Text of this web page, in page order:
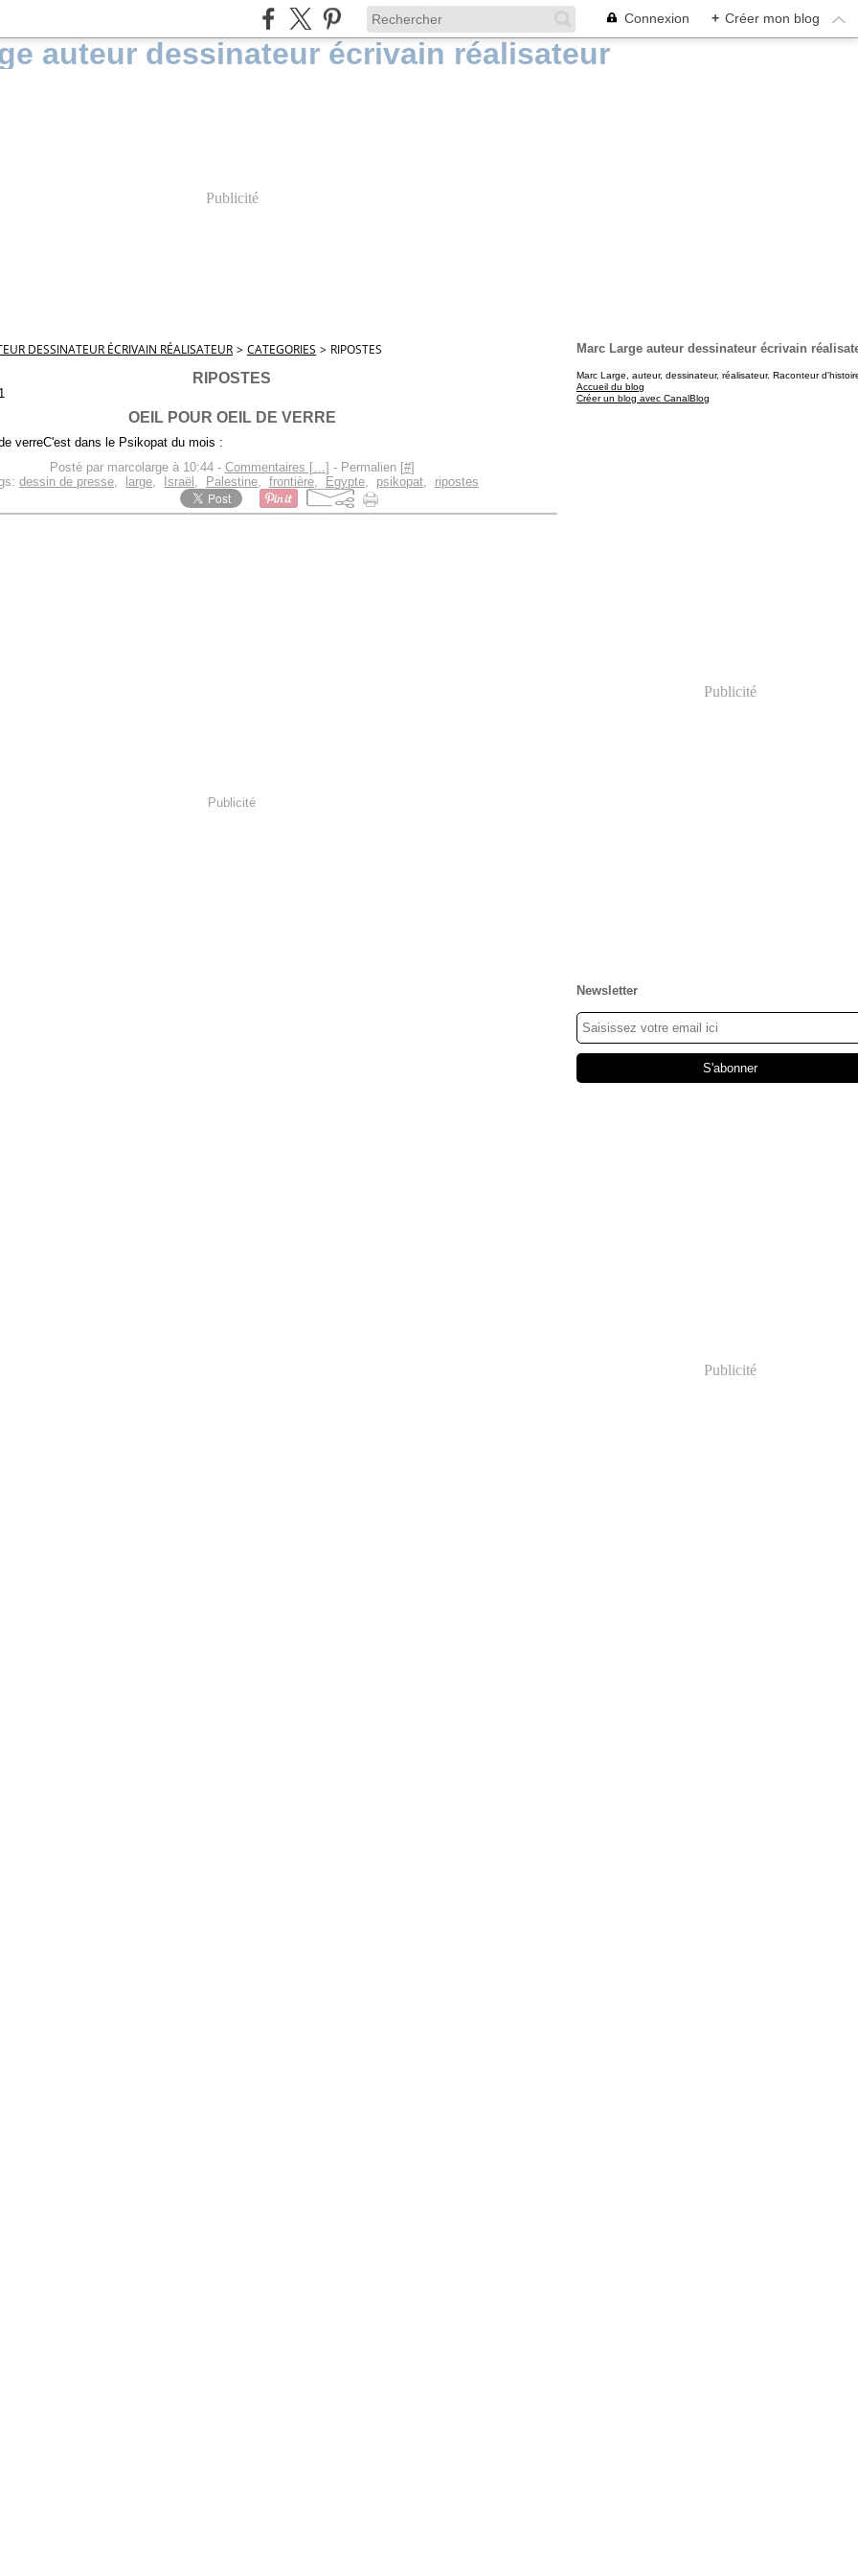
Connexion + Créer mon blog
Publicité
DESSINATEUR ÉCRIVAIN RÉALISATEUR > CATEGORIES > RIPOSTES
RIPOSTES
OEIL POUR OEIL DE VERRE
C'est dans le Psikopat du mois :
Posté par marcolarge à 10:44 - Commentaires […] - Permalien [#]
dessin de presse, large, Israël , Palestine, frontière, Egypte, psikopat, ripostes
Publicité
Marc Large auteur dessinateur écrivain
Marc Large, auteur, dessinateur, réalisateur. Raconteur
Accueil du blog
Créer un blog avec CanalBlog
Publicité
Newsletter
Publicité